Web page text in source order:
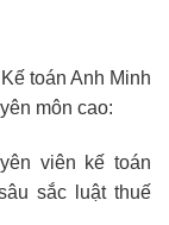
toán Anh Minh
môn cao:
viên kế toán
sắc luật thuế